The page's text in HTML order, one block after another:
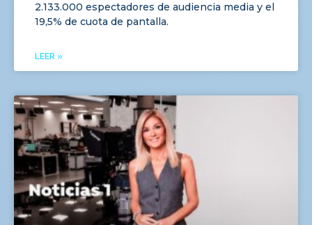
2.133.000 espectadores de audiencia media y el
19,5% de cuota de pantalla.
LEER »